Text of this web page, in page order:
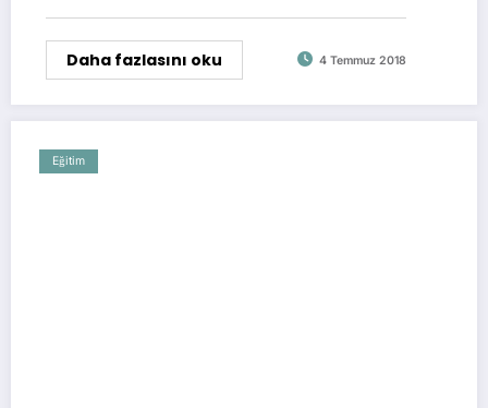
Daha fazlasını oku 4 Temmuz 2018
Eğitim